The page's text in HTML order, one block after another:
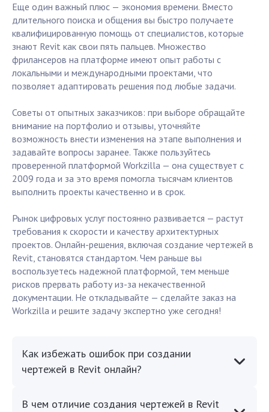
Еще один важный плюс — экономия времени. Вместо
длительного поиска и общения вы быстро получаете
квалифицированную помощь от специалистов, которые
знают Revit как свои пять пальцев. Множество
фрилансеров на платформе имеют опыт работы с
локальными и международными проектами, что
позволяет адаптировать решения под любые задачи.
Советы от опытных заказчиков: при выборе обращайте
внимание на портфолио и отзывы, уточняйте
возможность внести изменения на этапе выполнения и
задавайте вопросы заранее. Также пользуйтесь
проверенной платформой Workzilla — она существует с
2009 года и за это время помогла тысячам клиентов
выполнить проекты качественно и в срок.
Рынок цифровых услуг постоянно развивается — растут
требования к скорости и качеству архитектурных
проектов. Онлайн-решения, включая создание чертежей в
Revit, становятся стандартом. Чем раньше вы
воспользуетесь надежной платформой, тем меньше
рисков прервать работу из-за некачественной
документации. Не откладывайте — сделайте заказ на
Workzilla и решите задачу экспертно уже сегодня!
Как избежать ошибок при создании
чертежей в Revit онлайн?
В чем отличие создания чертежей в Revit